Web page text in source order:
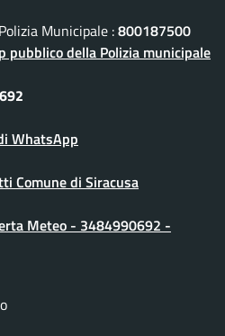
Municipale :800187500
pubblico della Polizia municipale
WhatsApp
Comune di Siracusa
Meteo - 3484990692 -